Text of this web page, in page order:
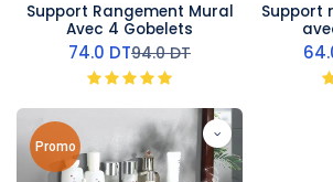
Support Rangement Mural
Avec 4 Gobelets
74.0 DT94.0DT
Support
Promo